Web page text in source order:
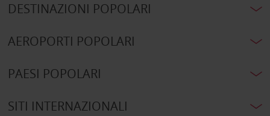
DESTINAZIONI POPOLARI
AEROPORTI POPOLARI
PAESI POPOLARI
SITI INTERNAZIONALI